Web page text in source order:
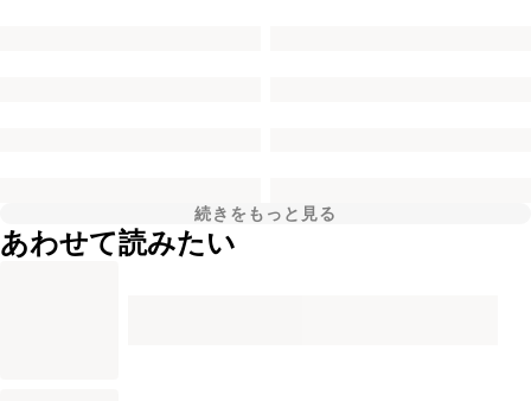
続きをもっと見る
あわせて読みたい